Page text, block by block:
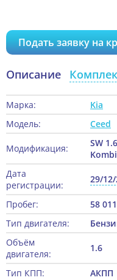
Подать заявку на
Описание
Марка:
Kia
Модель:
Ceed
Модификация:
SW
Дата
регистрации:
29/
Пробег:
58
Тип двигателя:
Объём
двигателя:
1.6
Тип КПП:
АКПП